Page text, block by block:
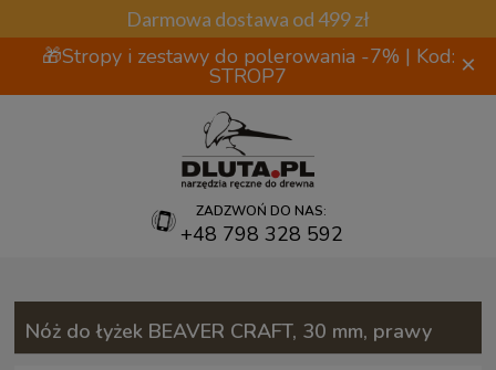
Darmowa dostawa od 499 zł
🎁Stropy i zestawy do polerowania -7% | Kod:
STROP7 ×
ZADZWOŃ DO NAS:
+48 798 328 592
Nóż do łyżek BEAVER CRAFT, 30 mm, prawy